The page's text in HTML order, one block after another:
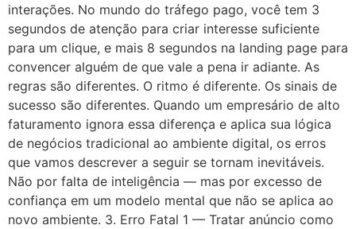
interações. No mundo do tráfego pago, você tem 3
segundos de atenção para criar interesse suficiente
para um clique, e mais 8 segundos na landing page para
convencer alguém de que vale a pena ir adiante. As
regras são diferentes. O ritmo é diferente. Os sinais de
sucesso são diferentes. Quando um empresário de alto
faturamento ignora essa diferença e aplica sua lógica
de negócios tradicional ao ambiente digital, os erros
que vamos descrever a seguir se tornam inevitáveis.
Não por falta de inteligência — mas por excesso de
confiança em um modelo mental que não se aplica ao
novo ambiente. 3. Erro Fatal 1 — Tratar anúncio como